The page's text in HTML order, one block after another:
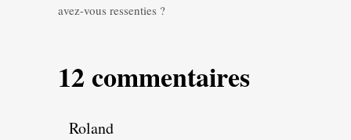
avez-vous ressenties ?
12 commentaires
Roland